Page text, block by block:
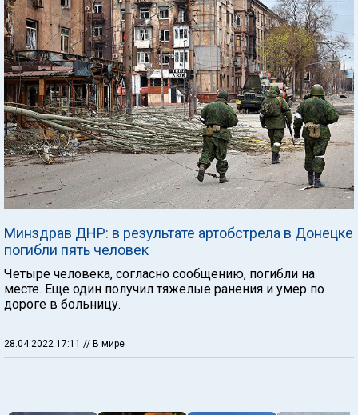
Минздрав ДНР: в результате артобстрела в Донецке
погибли пять человек
Четыре человека, согласно сообщению, погибли на
месте. Еще один получил тяжелые ранения и умер по
дороге в больницу.
28.04.2022 17:11 // В мире